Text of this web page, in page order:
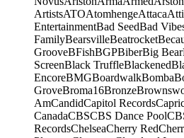
ArtistsATOAtomhengeAttaca
EntertainmentBad SeedBad
FamilyBearsvilleBeatrocket
GrooveBFishBGPBiberBig Bear
ScreenBlack TruffleBlackened
EncoreBMGBoardwalkBomba
GroveBroma16Bronze
AmCandidCapitol Records
CanadaCBSCBS Dance Pool
RecordsChelseaCherry Red